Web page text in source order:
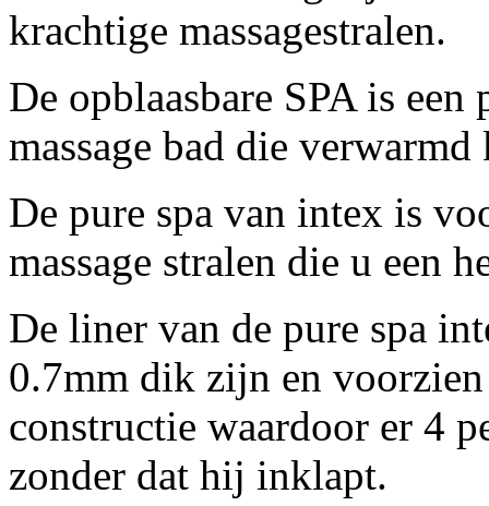
krachtige massagestralen.
De opblaasbare SPA is
massage bad die
De pure spa van intex is
massage stralen die u een
De liner van de pure spa
0.7mm dik zijn en
constructie waardoor er 4
zonder dat hij inklapt.